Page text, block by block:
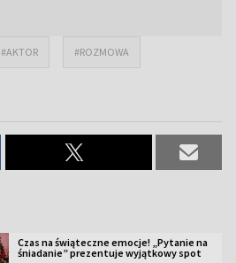
#AKTOR #ROZMOWA
Czas na świąteczne emocje! „Pytanie na
śniadanie” prezentuje wyjątkowy spot